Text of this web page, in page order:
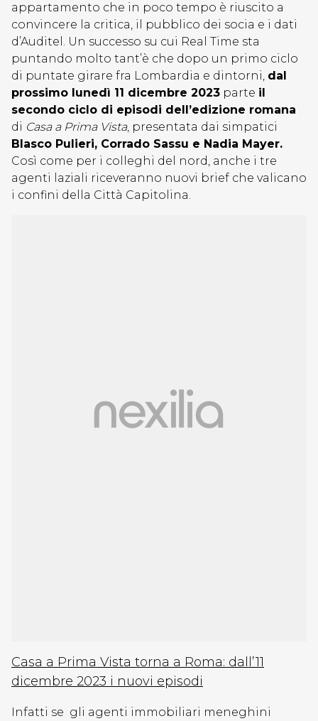
appartamento che in poco tempo è riuscito a
convincere la critica, il pubblico dei socia e i dati
d’Auditel. Un successo su cui Real Time sta
puntando molto tant’è che dopo un primo ciclo
di puntate girare fra Lombardia e dintorni, dal
prossimo lunedì 11 dicembre 2023 parte il
secondo ciclo di episodi dell’edizione romana
di Casa a Prima Vista, presentata dai simpatici
Blasco Pulieri, Corrado Sassu e Nadia Mayer.
Così come per i colleghi del nord, anche i tre
agenti laziali riceveranno nuovi brief che valicano
i confini della Città Capitolina.
Casa a Prima Vista torna a Roma: dall’11
dicembre 2023 i nuovi episodi
Infatti se gli agenti immobiliari meneghini